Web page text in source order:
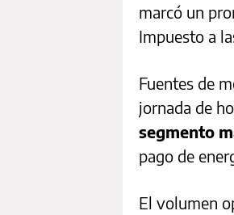
marcó un
Impuesto a
Fuentes de
jornada de
segmento
pago de
El volumen